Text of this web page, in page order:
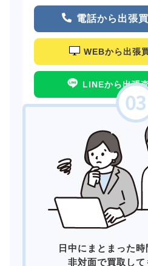
電話から出張
WEBから出張
LINEから出張
日中にまとまった時
非対面で買取して